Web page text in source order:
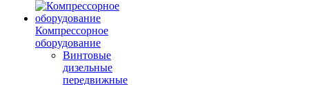
Компрессорное
оборудование
Винтовые
дизельные
передвижные